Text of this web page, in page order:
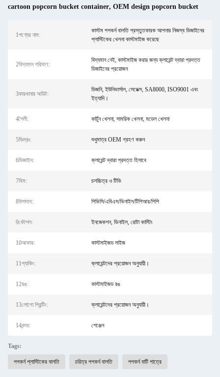
cartoon popcorn bucket container, OEM design popcorn bucket
1পণ্যের নাম:
কাস্টম পপকর্ন বালতি প্রস্তুতকারক আপনার নিজস্ব ডিজাইনের
প্লাস্টিকের খেলনা কাস্টমাইজ করেছে
2বিদ্যমান পরিমাণ:
বিদ্যমান নেই, কাস্টমাইজ করার জন্য ক্লায়েন্ট দ্বারা প্রদত্ত
ডিজাইনের প্রয়োজন
3কারখানার অডিট:
ডিজনি, ইউনিভার্সাল, সেডেক্স, SA8000, ISO9001 এবং
ইত্যাদি।
4শৈলী: কার্টুন খেলনা, সামরিক খেলনা, মডেল খেলনা
5বিঃদ্রঃ: শুধুমাত্র OEM গ্রহণ করুন
6ডিজাইন: ক্লায়েন্ট দ্বারা প্রদত্ত হিসাবে
7থিম: চলচ্চিত্র ও টিভি
8উপাদান: পিভিসি/এবিএস/ভিনাইল/টিপিআর/পিপি
9কৌশল: ইনজেকশন, ভিনাইল, রোটা কাস্টিং
10আকার: কাস্টমাইজড সাইজ
11প্যাকিং: ক্লায়েন্টদের প্রয়োজন অনুযায়ী।
12রঙ: কাস্টমাইজড রঙ
13লোগো প্রিন্টিং: ক্লায়েন্টদের প্রয়োজন অনুযায়ী।
14বন্দর: শেঞ্জেন
Tags:
পপকর্ন প্লাস্টিকের বালতি চরিত্র পপকর্ন বালতি পপকর্ন বাটি পাত্রে